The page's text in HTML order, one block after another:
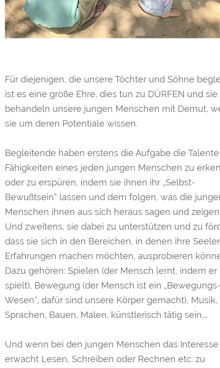
Für diejenigen, die unsere Töchter und Söhne
ist es eine große Ehre, dies tun zu DÜRFEN und sie
behandeln unsere jungen Menschen mit Demut,
sie um deren Potentiale wissen.
Begleitende haben erstens die Aufgabe die
Fähigkeiten eines jeden jungen Menschen zu
oder zu erspüren, indem sie ihnen ihr „Selbst-
Bewußtsein“ lassen und dem folgen, was die
Menschen ihnen aus sich heraus sagen und
Und zweitens, sie dabei zu unterstützen und zu
dass sie sich in den Bereichen, in denen ihre
Erfahrungen machen möchten, ausprobieren
Dazu gehören: Spielen (der Mensch lernt, indem er
spielt), Bewegung (der Mensch ist ein
Wesen“, dafür sind unsere Körper gemacht), Musik,
Sprachen, Bauen, Malen, künstlerisch tätig sein,…
Und wenn bei den jungen Menschen das Interesse
erwacht Lesen, Schreiben oder Rechnen etc. zu